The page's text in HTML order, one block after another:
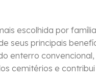
escolhida por
seus principais
enterro
cemitérios e